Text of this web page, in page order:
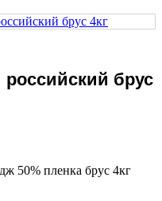
брус
50% пленка брус 4кг